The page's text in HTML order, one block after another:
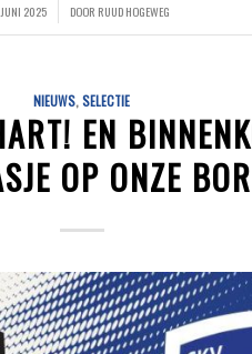
2025 DOOR RUUD HOGEWEG
NIEUWS,SELECTIE
EN
OP ONZE